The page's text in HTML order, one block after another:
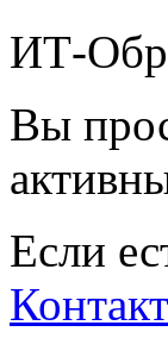
ИТ-
Вы
Если